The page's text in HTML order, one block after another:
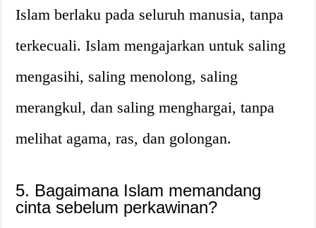
Islam berlaku pada seluruh manusia, tanpa
terkecuali. Islam mengajarkan untuk saling
mengasihi, saling menolong, saling
merangkul, dan saling menghargai, tanpa
melihat agama, ras, dan golongan.
5. Bagaimana Islam memandang
cinta sebelum perkawinan?